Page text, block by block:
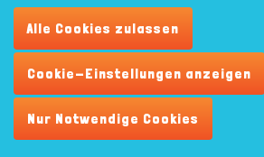
Tolle Aktivitäten während
Alle Cookies zulassen
Cookie-Einstellungen anzeigen
Nur Notwendige Cookies